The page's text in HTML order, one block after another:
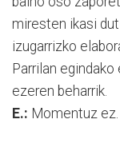
miresten ikasi
izugarrizko
Parrilan
ezeren beharrik.
E.: Momentuz ez.